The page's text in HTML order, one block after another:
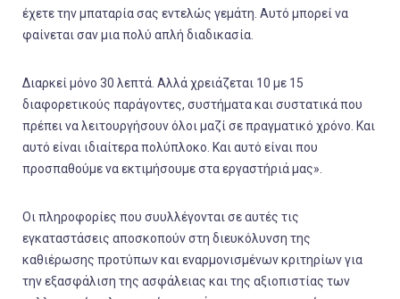
έχετε την μπαταρία σας εντελώς γεμάτη. Αυτό μπορεί να
φαίνεται σαν μια πολύ απλή διαδικασία.
Διαρκεί μόνο 30 λεπτά. Αλλά χρειάζεται 10 με 15
διαφορετικούς παράγοντες, συστήματα και συστατικά που
πρέπει να λειτουργήσουν όλοι μαζί σε πραγματικό χρόνο. Και
αυτό είναι ιδιαίτερα πολύπλοκο. Και αυτό είναι που
προσπαθούμε να εκτιμήσουμε στα εργαστήριά μας».
Οι πληροφορίες που συυλλέγονται σε αυτές τις
εγκαταστάσεις αποσκοπούν στη διευκόλυνση της
καθιέρωσης προτύπων και εναρμονισμένων κριτηρίων για
την εξασφάλιση της ασφάλειας και της αξιοπιστίας των